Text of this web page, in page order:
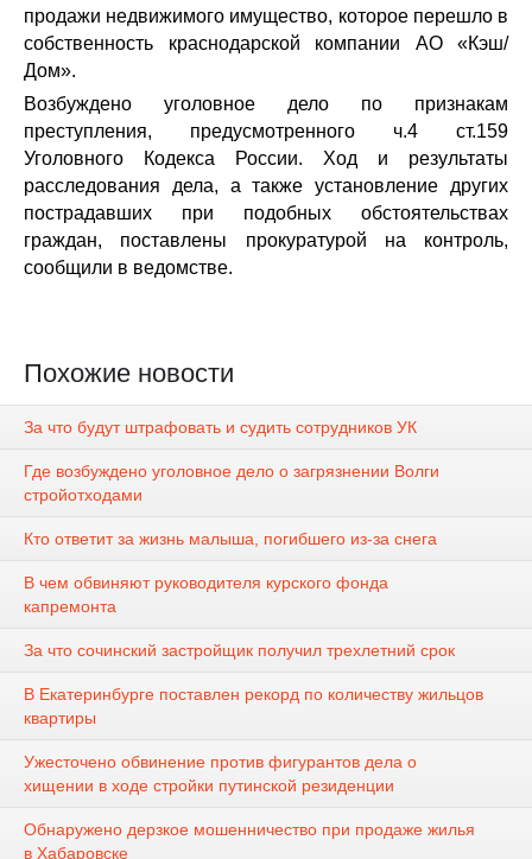
продажи недвижимого имущество, которое перешло в
собственность краснодарской компании АО «Кэш/
Дом».
Возбуждено уголовное дело по признакам
преступления, предусмотренного ч.4 ст.159
Уголовного Кодекса России. Ход и результаты
расследования дела, а также установление других
пострадавших при подобных обстоятельствах
граждан, поставлены прокуратурой на контроль,
сообщили в ведомстве.
Похожие новости
За что будут штрафовать и судить сотрудников УК
Где возбуждено уголовное дело о загрязнении Волги
стройотходами
Кто ответит за жизнь малыша, погибшего из-за снега
В чем обвиняют руководителя курского фонда
капремонта
За что сочинский застройщик получил трехлетний срок
В Екатеринбурге поставлен рекорд по количеству жильцов
квартиры
Ужесточено обвинение против фигурантов дела о
хищении в ходе стройки путинской резиденции
Обнаружено дерзкое мошенничество при продаже жилья
в Хабаровске